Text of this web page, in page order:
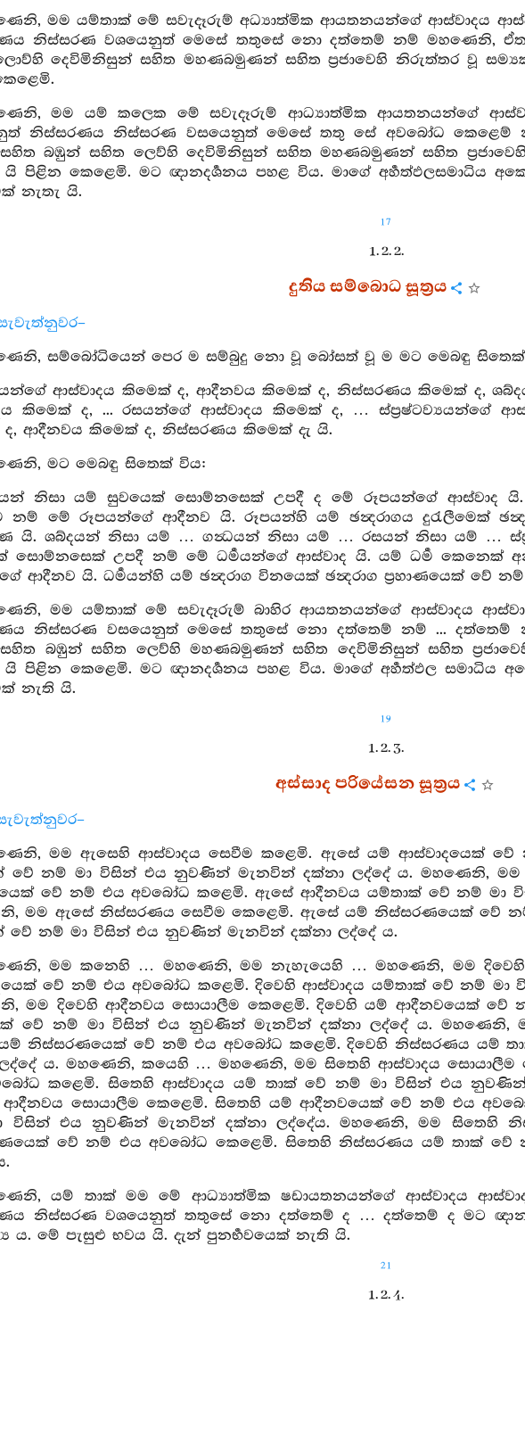
මම යම්තාක් මේ සවැදෑරුම් අධ්‍යාත්මික ආයතනයන්ගේ ආස්වාදය
නිස්සරණ වශයෙනුත් මෙසේ තතුසේ නො දත්තෙම් නම් මහණෙනි,
දෙවිමිනිසුන් සහිත මහණබමුණන් සහිත ප්‍රජාවෙහි නිරුත්තර වූ
මම යම් කලෙක මේ සවැදෑරුම් ආධ්‍යාත්මික ආයතනයන්ගේ
නිස්සරණය නිස්සරණ වසයෙනුත් මෙසේ තතු සේ අවබෝධ කෙළෙම්
බඹුන් සහිත ලෙව්හි දෙවිමිනිසුන් සහිත මහණබමුණන් සහිත
පිළින කෙළෙමි. මට ඥානදර්‍ශනය පහළ විය. මාගේ අර්‍හත්ඵලසමාධිය
නැතැ යි.
17
1. 2. 2.
දුතිය සම්බොධ සූත්‍රය
සම්බෝධියෙන් පෙර ම සම්බුදු නො වූ බෝසත් වූ ම මට මෙබඳු
ආස්වාදය කිමෙක් ද, ආදීනවය කිමෙක් ද, නිස්සරණය කිමෙක් ද,
කිමෙක් ද, ... රසයන්ගේ ආස්වාදය කිමෙක් ද, … ස්ප්‍රෂ්ටව්‍යයන්ගේ
ආදීනවය කිමෙක් ද, නිස්සරණය කිමෙක් දැ යි.
මට මෙබඳු සිතෙක් විය:
නිසා යම් සුවයෙක් සොම්නසෙක් උපදී ද මේ රූපයන්ගේ ආස්වාද
නම් මේ රූපයන්ගේ ආදීනව යි. රූපයන්හි යම් ඡන්‍දරාගය දුරැලීමෙක්
යි. ශබ්දයන් නිසා යම් … ගන්‍ධයන් නිසා යම් … රසයන් නිසා යම් …
සොම්නසෙක් උපදී නම් මේ ධර්‍මයන්ගේ ආස්වාද යි. යම් ධර්‍ම
ආදීනව යි. ධර්‍මයන්හි යම් ඡන්‍දරාග විනයෙක් ඡන්‍දරාග ප්‍රහාණයෙක් වේ
මම යම්තාක් මේ සවැදෑරුම් බාහිර ආයතනයන්ගේ ආස්වාදය
නිස්සරණ වසයෙනුත් මෙසේ තතුසේ නො දත්තෙම් නම් ... දත්තෙම්
බඹුන් සහිත ලෙව්හි මහණබමුණන් සහිත දෙවිමිනිසුන් සහිත
පිළින කෙළෙමි. මට ඥානදර්‍ශනය පහළ විය. මාගේ අර්‍හත්ඵල සමාධිය
නැති යි.
19
1. 2. 3.
අස්සාද පරියේසන සූත්‍රය
මම ඇසෙහි ආස්වාදය සෙවීම කළෙමි. ඇසේ යම් ආස්වාදයෙක්
වේ නම් මා විසින් එය නුවණින් මැනවින් දක්නා ලද්දේ ය. මහණෙනි,
වේ නම් එය අවබෝධ කළෙමි. ඇසේ ආදීනවය යම්තාක් වේ නම් මා
මම ඇසේ නිස්සරණය සෙවීම කෙළෙමි. ඇසේ යම් නිස්සරණයෙක් වේ
වේ නම් මා විසින් එය නුවණින් මැනවින් දක්නා ලද්දේ ය.
මම කනෙහි … මහණෙනි, මම නැහැයෙහි … මහණෙනි, මම දිවෙහි
වේ නම් එය අවබෝධ කළෙමි. දිවෙහි ආස්වාදය යම්තාක් වේ නම්
මම දිවෙහි ආදීනවය සොයාලීම කෙළෙමි. දිවෙහි යම් ආදීනවයෙක් වේ
වේ නම් මා විසින් එය නුවණින් මැනවින් දක්නා ලද්දේ ය. මහණෙනි,
නිස්සරණයෙක් වේ නම් එය අවබෝධ කළෙමි. දිවෙහි නිස්සරණය යම්
ය. මහණෙනි, කයෙහි … මහණෙනි, මම සිතෙහි ආස්වාදය සොයාලීම
කළෙමි. සිතෙහි ආස්වාදය යම් තාක් වේ නම් මා විසින් එය
සොයාලීම කෙළෙමි. සිතෙහි යම් ආදීනවයෙක් වේ නම් එය
විසින් එය නුවණින් මැනවින් දක්නා ලද්දේය. මහණෙනි, මම සිතෙහි
වේ නම් එය අවබෝධ කෙළෙමි. සිතෙහි නිස්සරණය යම් තාක් වේ
යම් තාක් මම මේ ආධ්‍යාත්මික ෂඩායතනයන්ගේ ආස්වාදය
නිස්සරණ වශයෙනුත් තතුසේ නො දත්තෙම් ද … දත්තෙම් ද මට
ය. මේ පැසුළු භවය යි. දැන් පුනර්‍භවයෙක් නැති යි.
21
1. 2. 4.